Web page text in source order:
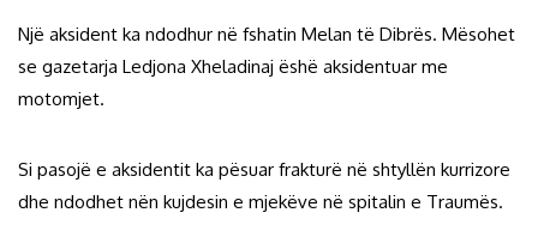
Një aksident ka ndodhur në fshatin Melan të Dibrës. Mësohet
se gazetarja Ledjona Xheladinaj ëshë aksidentuar me
motomjet.
Si pasojë e aksidentit ka pësuar frakturë në shtyllën kurrizore
dhe ndodhet nën kujdesin e mjekëve në spitalin e Traumës.